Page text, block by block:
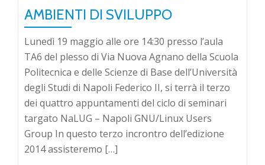
AMBIENTI DI SVILUPPO
Lunedì 19 maggio alle ore 14:30 presso l’aula
TA6 del plesso di Via Nuova Agnano della Scuola
Politecnica e delle Scienze di Base dell’Università
degli Studi di Napoli Federico II, si terrà il terzo
dei quattro appuntamenti del ciclo di seminari
targato NaLUG – Napoli GNU/Linux Users
Group In questo terzo incrontro dell’edizione
2014 assisteremo […]